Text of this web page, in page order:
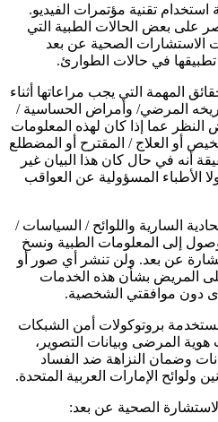
تقنية مؤتمرات الفيديو.
على بعض الحالات الطبية التي
الصحية عن بعد
في حالات الطوارئ.
المهمة التي يجب مراعاتها أثناء
المرضي/ وأمراض الحساسية /
عما إذا كان لهذه المعلومات
أو العلاج / المقترح أو المضطلع
أنه في حال كان هذا البيان غير
الأطباء المسؤولية عن العواقب
السارية واللوائح / السياسات /
إلى المعلومات الطبية ونسخ
عن بعد. ولن تنشر أي صور أو
المريض بشأن هذه الخدمات
دون موافقتي الشخصية.
بروتوكولات أمن الشبكات
هوية المرضى وبيانات التصوير،
وضمان النزاهة ضد الفساد
ولوائح الإمارات العربية المتحدة.
الصحية عن بعد: